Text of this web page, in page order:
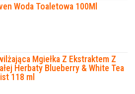
Woda Toaletowa 100Ml
Mgiełka Z Ekstraktem Z
Herbaty Blueberry & White Tea
118 ml